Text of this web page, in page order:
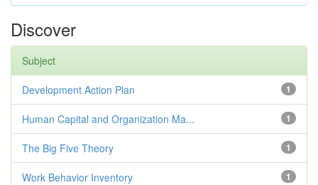
Discover
Subject
1
Development Action Plan
1
Human Capital and Organization Ma...
1
The Big Five Theory
1
Work Behavior Inventory